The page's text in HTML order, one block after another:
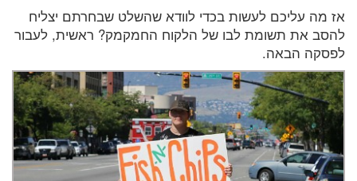
אז מה עליכם לעשות בכדי לוודא שהשלט שבחרתם יצליח
להסב את תשומת לבו של הלקוח החמקמק? ראשית, לעבור
לפסקה הבאה.